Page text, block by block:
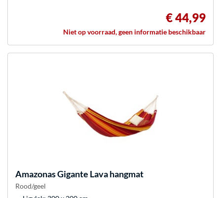
€ 44,99
Niet op voorraad, geen informatie beschikbaar
AmazonasGigante Lava hangmat
Rood/geel